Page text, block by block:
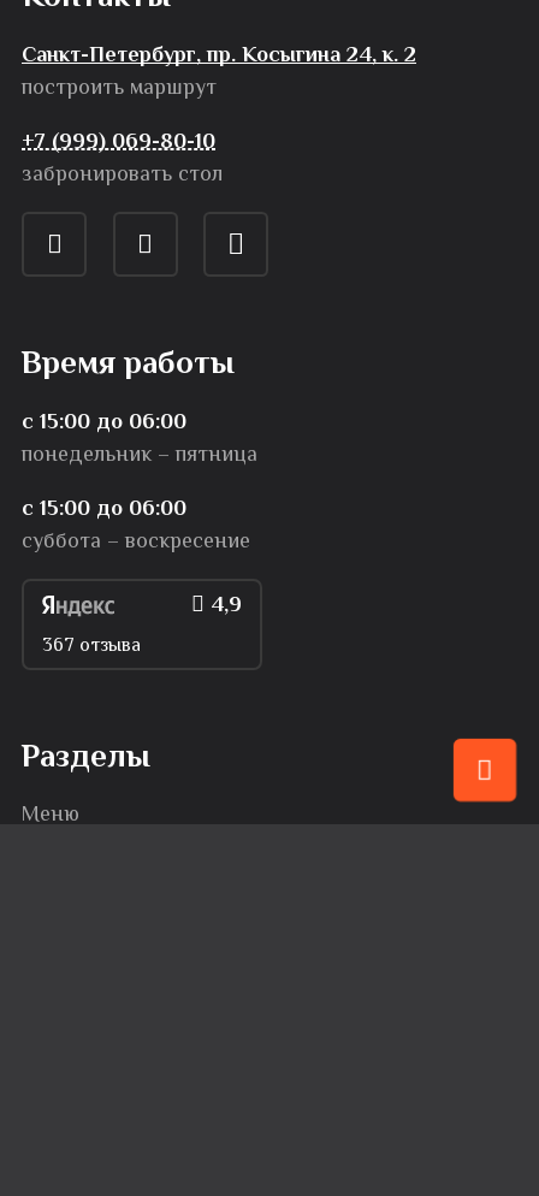
Санкт-Петербург, пр. Косыгина 24, к. 2
построить маршрут
+7 (999) 069-80-10
забронировать стол
Время работы
с 15:00 до 06:00
понедельник – пятница
с 15:00 до 06:00
суббота – воскресение
4,9
367 отзыва
Разделы
Меню